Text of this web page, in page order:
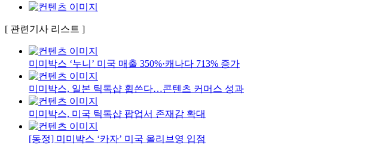
[ 관련기사 리스트 ]
미미박스 ‘누니’ 미국 매출 350%·캐나다 713% 증가
미미박스, 일본 틱톡샵 휩쓴다…콘텐츠 커머스 성과
미미박스, 미국 틱톡샵 팝업서 존재감 확대
[동정] 미미박스 ‘카자’ 미국 올리브영 입점